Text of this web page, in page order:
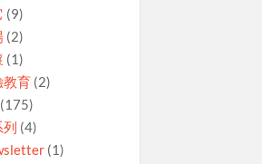
(9)
(2)
(1)
教育 (2)
(175)
列 (4)
(1)